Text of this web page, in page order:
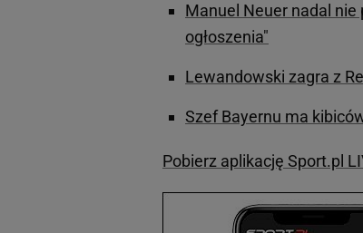
Manuel Neuer nadal nie
ogłoszenia"
Lewandowski zagra z
Szef Bayernu ma
Pobierz aplikację Sport.pl